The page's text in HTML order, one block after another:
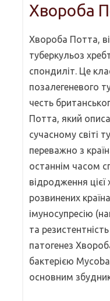
Хвороба
Хвороба Потта,
туберкульоз
спондиліт. Це
позалегеневого
честь
Потта, який
сучасному світі
переважно з
останнім часом
відродження цієї
розвинених
імуносупресію
та
патогенез
бактерією
основним